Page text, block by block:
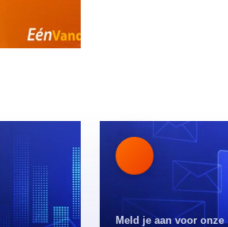
Meld je aan voor onze